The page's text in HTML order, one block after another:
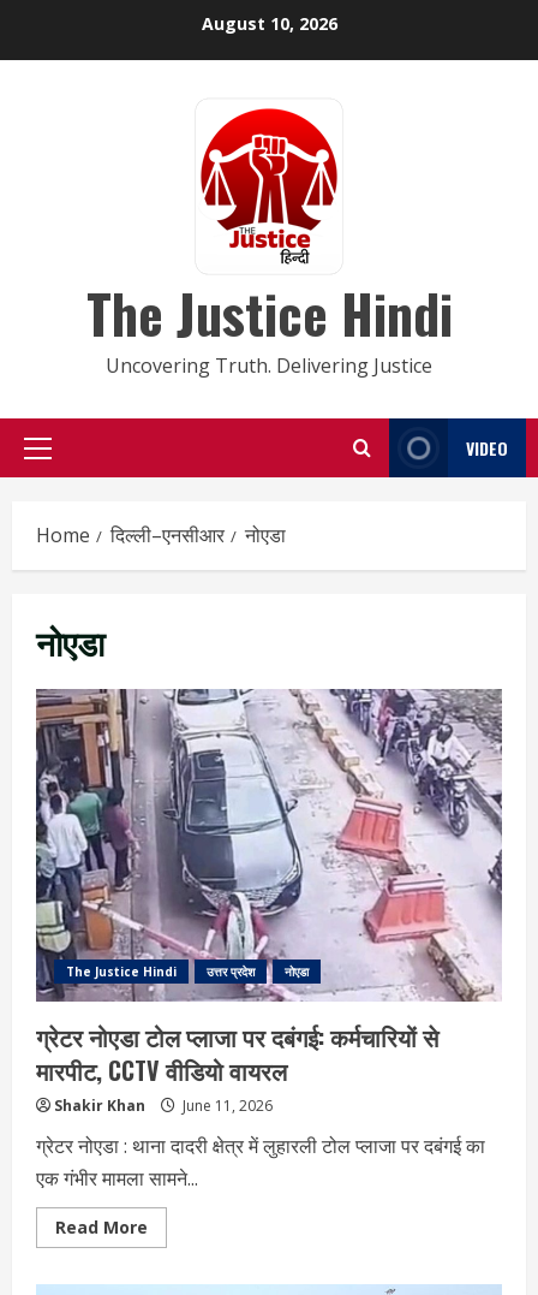
August 10, 2026
The Justice Hindi
Uncovering Truth. Delivering Justice
Primary
VIDEO
Home दिल्ली–एनसीआर नोएडा
नोएडा
The Justice Hindi उत्तर प्रदेश नोएडा
ग्रेटर नोएडा टोल प्लाजा पर दबंगई: कर्मचारियों से
मारपीट, CCTV वीडियो वायरल
Shakir Khan June 11, 2026
ग्रेटर नोएडा : थाना दादरी क्षेत्र में लुहारली टोल प्लाजा पर दबंगई का
एक गंभीर मामला सामने...
Read More
more